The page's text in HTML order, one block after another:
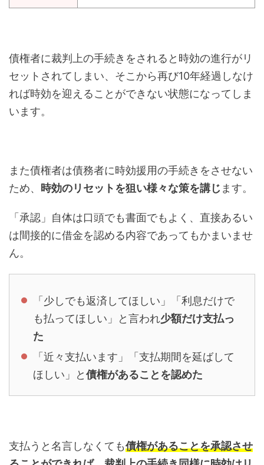
債権者に裁判上の手続きをされると時効の進行がリ
セットされてしまい、そこから再び10年経過しなけ
れば時効を迎えることができない状態になってしま
います。
また債権者は債務者に時効援用の手続きをさせない
ため、 時効のリセットを狙い様々な策を講じ ます。
「承認」自体は口頭でも書面でもよく、直接あるい
は間接的に借金を認める内容であってもかまいませ
ん。
「少しでも返済してほしい」「利息だけで
も払ってほしい」と言われ少額だけ支払っ
た
「近々支払います」「支払期間を延ばして
ほしい」と債権があることを認めた
支払うと名言しなくても債権があることを承認させ